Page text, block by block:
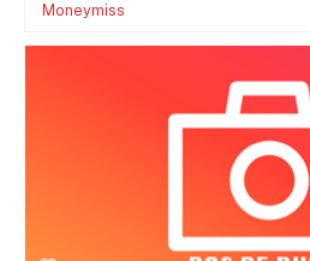
Moneymiss